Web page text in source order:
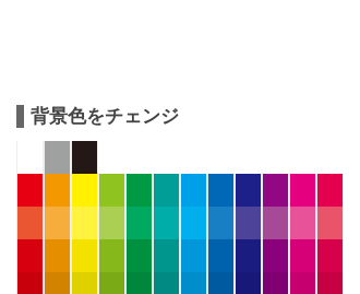
背景色をチェンジ